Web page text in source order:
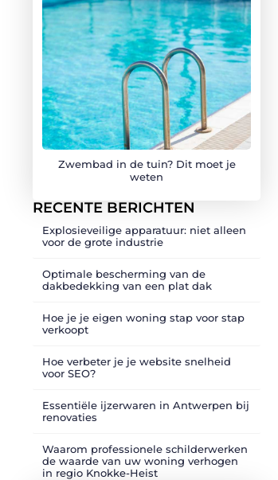
Zwembad in de tuin? Dit moet je
weten
RECENTE BERICHTEN
Explosieveilige apparatuur: niet alleen
voor de grote industrie
Optimale bescherming van de
dakbedekking van een plat dak
Hoe je je eigen woning stap voor stap
verkoopt
Hoe verbeter je je website snelheid
voor SEO?
Essentiële ijzerwaren in Antwerpen bij
renovaties
Waarom professionele schilderwerken
de waarde van uw woning verhogen
in regio Knokke-Heist